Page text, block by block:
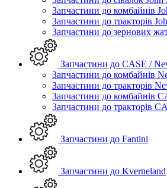
Запчастини до комбайнів
Запчастини до тракторів
Запчастини до зернових
Запчастини до CASE /
Запчастини до комбайнів
Запчастини до тракторів
Запчастини до комбайнів
Запчастини до тракторів
Запчастини до Fantini
Запчастини до Kverneland